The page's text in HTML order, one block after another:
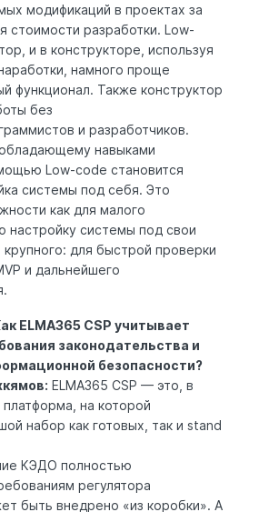
модификаций в проектах за
стоимости разработки. Low-
и в конструкторе, используя
намного проще
функционал. Также конструктор
без
и разработчиков.
навыками
Low-code становится
системы под себя. Это
как для малого
настройку системы под свои
для быстрой проверки
и дальнейшего
ELMA365 CSP учитывает
законодательства и
безопасности?
ELMA365 CSP — это, в
на которой
набор как готовых, так и stand
КЭДО полностью
регулятора
быть внедрено «из коробки». А